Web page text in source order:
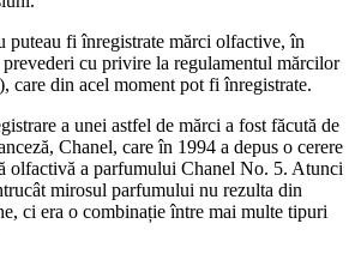
puteau fi înregistrate mărci olfactive, în
cu privire la regulamentul mărcilor
care din acel moment pot fi înregistrate.
a unei astfel de mărci a fost făcută de
Chanel, care în 1994 a depus o cerere
olfactivă a parfumului Chanel No. 5. Atunci
mirosul parfumului nu rezulta din
ci era o combinație între mai multe tipuri